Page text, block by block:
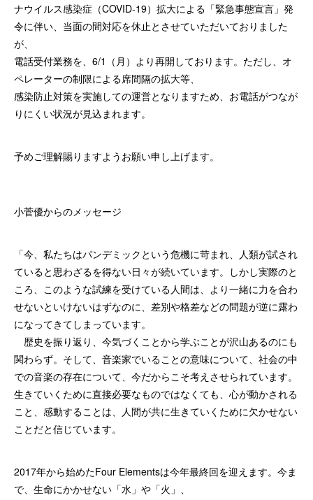
ナウイルス感染症（COVID-19）拡大による「緊急事態宣言」発
令に伴い、当面の間対応を休止とさせていただいておりました
が、
電話受付業務を、6/1（月）より再開しております。ただし、オ
ペレーターの制限による席間隔の拡大等、
感染防止対策を実施しての運営となりますため、お電話がつなが
りにくい状況が見込まれます。
予めご理解賜りますようお願い申し上げます。
小菅優からのメッセージ
「今、私たちはパンデミックという危機に苛まれ、人類が試され
ていると思わざるを得ない日々が続いています。しかし実際のと
ころ、このような試練を受けている人間は、より一緒に力を合わ
せないといけないはずなのに、差別や格差などの問題が逆に露わ
になってきてしまっています。
歴史を振り返り、今気づくことから学ぶことが沢山あるのにも
関わらず。そして、音楽家でいることの意味について、社会の中
での音楽の存在について、今だからこそ考えさせられています。
生きていくために直接必要なものではなくても、心が動かされる
こと、感動することは、人間が共に生きていくために欠かせない
ことだと信じています。
2017年から始めたFour Elementsは今年最終回を迎えます。今ま
で、生命にかかせない「水」や「火」、